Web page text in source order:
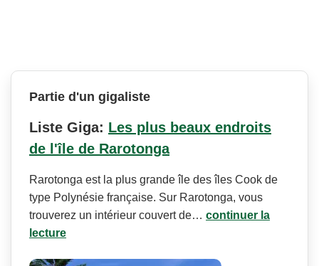
Partie d'un gigaliste
Liste Giga: Les plus beaux endroits
de l'île de Rarotonga
Rarotonga est la plus grande île des îles Cook de
type Polynésie française. Sur Rarotonga, vous
trouverez un intérieur couvert de… continuer la
lecture